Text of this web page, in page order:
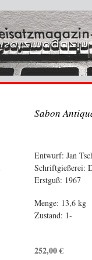
Sabon
Entwurf: Jan
Schriftgießerei:
Erstguß: 1967
Menge: 13,6 kg
Zustand: 1-
252,00€